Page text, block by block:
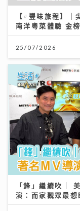
【#豐味旅程】
南洋粵菜體驗 金
25/07/2026
「鋒」繼續吹 |
演：而家觀眾最想